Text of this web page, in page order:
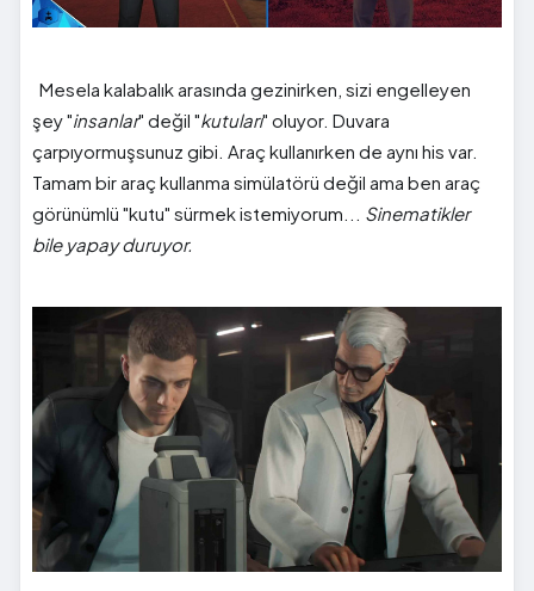
Mesela kalabalık arasında gezinirken, sizi engelleyen
şey "insanlar" değil "kutuları" oluyor. Duvara
çarpıyormuşsunuz gibi. Araç kullanırken de aynı his var.
Tamam bir araç kullanma simülatörü değil ama ben araç
görünümlü "kutu" sürmek istemiyorum... Sinematikler
bile yapay duruyor.